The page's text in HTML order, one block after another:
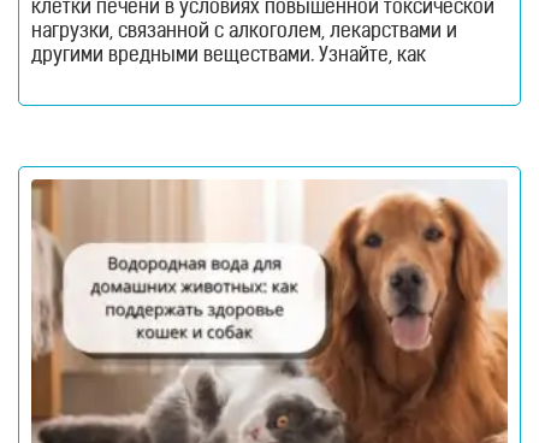
клетки печени в условиях повышенной токсической
нагрузки, связанной с алкоголем, лекарствами и
другими вредными веществами. Узнайте, как
оксидативного стресса и защите гепатоцитов. Печень
человека. Этот орган участвует в обмене веществ,
помогает переваривать пищу, синтезирует